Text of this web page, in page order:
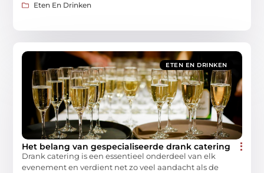
Eten En Drinken
ETEN EN DRINKEN
Het belang van gespecialiseerde drank catering
Drank catering is een essentieel onderdeel van elk
evenement en verdient net zo veel aandacht als de